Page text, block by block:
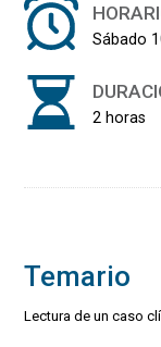
Sábado
2 horas
Temario
Lectura de un caso